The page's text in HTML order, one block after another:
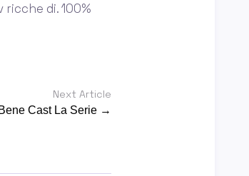
di. 100%
Next Article
Cast La Serie →